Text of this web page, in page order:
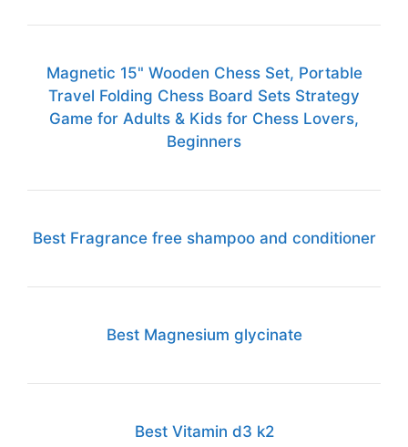
Magnetic 15" Wooden Chess Set, Portable
Travel Folding Chess Board Sets Strategy
Game for Adults & Kids for Chess Lovers,
Beginners
Best Fragrance free shampoo and conditioner
Best Magnesium glycinate
Best Vitamin d3 k2